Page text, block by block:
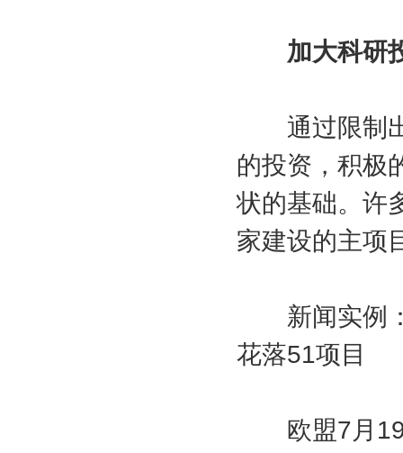
加大科研
通过限制出
的投资，积极
状的基础。许
家建设的主项
新闻实例：
花落51项目
欧盟7月19